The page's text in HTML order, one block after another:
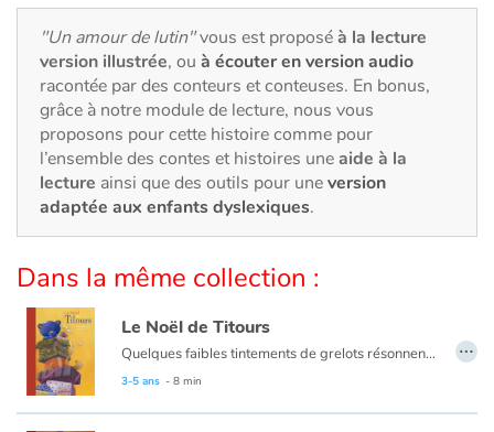
Apprentissage
Art, espace, activité
Documentaires
En famille
Quotidien et loisirs
À l'école
Fêtes et évènements
Amour et amitié
"Un amour de lutin"vous est proposéà la lecture
version illustrée, ou à écouter en version audio
racontée par des conteurs et conteuses. En bonus,
grâce à notre module de lecture, nous vous
proposons pour cette histoire comme pour
l’ensemble des contes et histoires uneaide à la
lecture ainsi que des outils pour uneversion
adaptée aux enfants dyslexiques.
Dans la même collection :
Le Noël de Titours
Quelques faibles tintements de grelots résonnent encore au loin, puis le silence envahit la pièce... Quenotte découvre alors un ours en peluche qui ne veut pas être un jouet et qui exige sa maman! Notre courageuse souris décide d'accompagner l'ourson pour la retrouver : une grande aventure les attend! Vous ne regarderez plus jamais les étoiles de la même façon...
3-5 ans - 8 min
…